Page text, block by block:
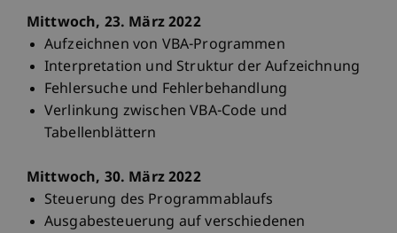
Mittwoch, 23. März 2022
Aufzeichnen von VBA-Programmen
Interpretation und Struktur der Aufzeichnung
Fehlersuche und Fehlerbehandlung
Verlinkung zwischen VBA-Code und
Tabellenblättern
Mittwoch, 30. März 2022
Steuerung des Programmablaufs
Ausgabesteuerung auf verschiedenen